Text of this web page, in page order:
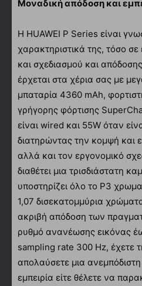
Μοναδική απόδοση και
Η HUAWEI P Series είναι
χαρακτηριστικά της, τόσο
και σχεδιασμού και
έρχεται στα χέρια σας με
μπαταρία 4360 mAh,
γρήγορης φόρτισης
είναι wired και 55W όταν
διατηρώντας την κομψή και
αλλά και τον εργονομικό
διαθέτει μια τρισδιάστατη
υποστηρίζει όλο το P3
1,07 δισεκατομμύρια
ακριβή απόδοση των
ρυθμό ανανέωσης εικόνας
sampling rate 300 Hz, έχετε
απολαύσετε μια ανεμπόδιστη
εμπειρία είτε θέλετε να